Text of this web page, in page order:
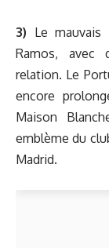
3) Le
Ramos, avec
relation. Le
encore
Maison
emblème du
Madrid.